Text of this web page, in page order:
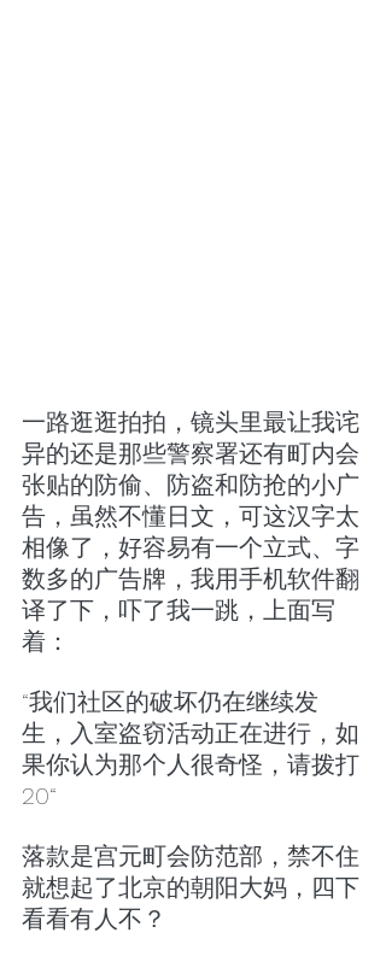
一路逛逛拍拍，镜头里最让我诧
异的还是那些警察署还有町内会
张贴的防偷、防盗和防抢的小广
告，虽然不懂日文，可这汉字太
相像了，好容易有一个立式、字
数多的广告牌，我用手机软件翻
译了下，吓了我一跳，上面写
着：
“我们社区的破坏仍在继续发
生，入室盗窃活动正在进行，如
果你认为那个人很奇怪，请拨打
20“
落款是宫元町会防范部，禁不住
就想起了北京的朝阳大妈，四下
看看有人不？